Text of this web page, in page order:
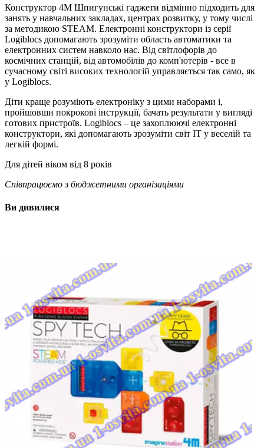
Конструктор 4M Шпигунські гаджети відмінно підходить для
занять у навчальних закладах, центрах розвитку, у тому числі
за методикою STEAM. Електронні конструктори із серії
Logiblocs допомагають зрозуміти область автоматики та
електронних систем навколо нас. Від світлофорів до
космічних станцій, від автомобілів до комп'ютерів - все в
сучасному світі високих технологій управляється так само, як
у Logiblocs.
Діти краще розуміють електроніку з цими наборами і,
пройшовши покрокові інструкції, бачать результати у вигляді
готових пристроїв. Logiblocs – це захоплюючі електронні
конструктори, які допомагають зрозуміти світ IT у веселій та
легкій формі.
Для дітей віком від 8 років
Співпрацюємо з бюджетними організаціями
Ви дивилися